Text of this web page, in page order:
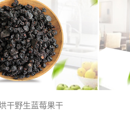
干野生蓝莓果干